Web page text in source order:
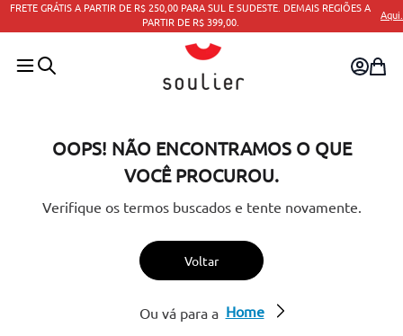
FRETE GRÁTIS A PARTIR DE R$ 250,00 PARA SUL E SUDESTE. DEMAIS REGIÕES A
PARTIR DE R$ 399,00.
Aqui.
OOPS! NÃO ENCONTRAMOS O QUE
VOCÊ PROCUROU.
Verifique os termos buscados e tente novamente.
Voltar
Ou vá para a Home